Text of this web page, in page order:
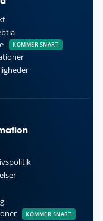
KOMMER SNART
KOMMER SNART